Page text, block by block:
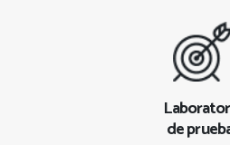
de